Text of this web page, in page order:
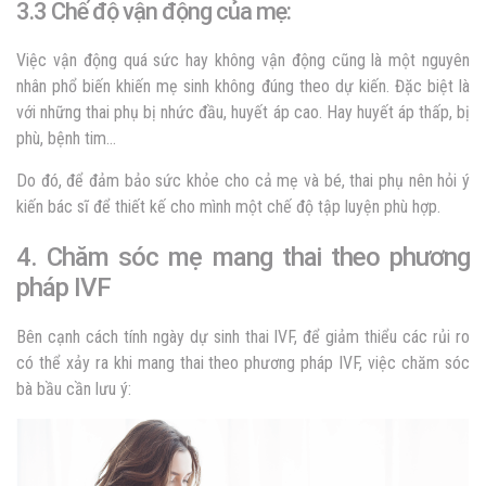
3.3 Chế độ vận động của mẹ:
Việc vận động quá sức hay không vận động cũng là một nguyên
nhân phổ biến khiến mẹ sinh không đúng theo dự kiến. Đặc biệt là
với những thai phụ bị nhức đầu, huyết áp cao. Hay huyết áp thấp, bị
phù, bệnh tim…
Do đó, để đảm bảo sức khỏe cho cả mẹ và bé, thai phụ nên hỏi ý
kiến bác sĩ để thiết kế cho mình một chế độ tập luyện phù hợp.
4. Chăm sóc mẹ mang thai theo phương
pháp IVF
Bên cạnh cách tính ngày dự sinh thai IVF,để giảm thiểu các rủi ro
có thể xảy ra khi mang thai theo phương pháp IVF, việc chăm sóc
bà bầu cần lưu ý: